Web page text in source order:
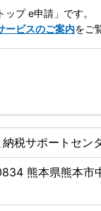
プ e申請」です。
ービスのご案内をご
税サポートセン
熊本県熊本市